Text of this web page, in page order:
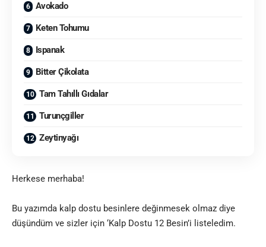
Avokado
Keten Tohumu
Ispanak
Bitter Çikolata
Tam Tahıllı Gıdalar
Turunçgiller
Zeytinyağı
Herkese merhaba!
Bu yazımda kalp dostu besinlere değinmesek olmaz diye
düşündüm ve sizler için ‘Kalp Dostu 12 Besin’i listeledim.